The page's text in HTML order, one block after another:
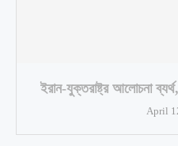
ইরান-যুক্তরাষ্ট্র আলোচনা
April